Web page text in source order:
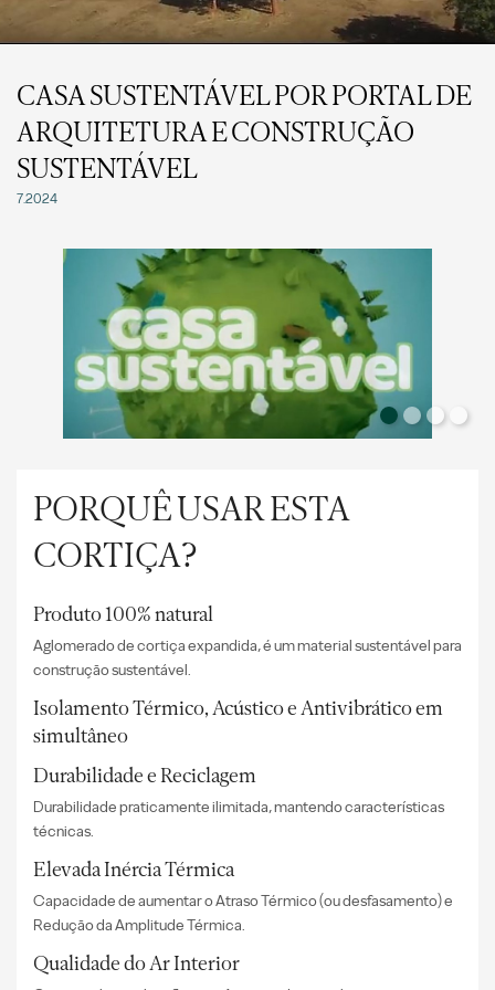
CASA SUSTENTÁVEL POR PORTAL DE
ARQUITETURA E CONSTRUÇÃO
SUSTENTÁVEL
7.2024
PORQUÊ USAR ESTA
CORTIÇA?
Produto 100% natural
Aglomerado de cortiça expandida, é um material sustentável para
construção sustentável.
Isolamento Térmico, Acústico e Antivibrático em
simultâneo
Durabilidade e Reciclagem
Durabilidade praticamente ilimitada, mantendo características
técnicas.
Elevada Inércia Térmica
Capacidade de aumentar o Atraso Térmico (ou desfasamento) e
Redução da Amplitude Térmica.
Qualidade do Ar Interior